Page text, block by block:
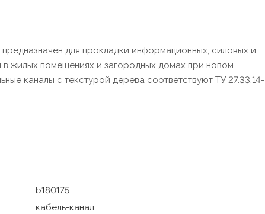
для прокладки информационных, силовых и
жилых помещениях и загородных домах при новом
каналы с текстурой дерева соответствуют ТУ 27.33.14-
b180175
кабель-канал